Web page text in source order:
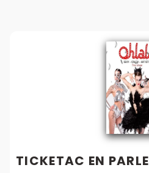
TICKETAC EN PARLE